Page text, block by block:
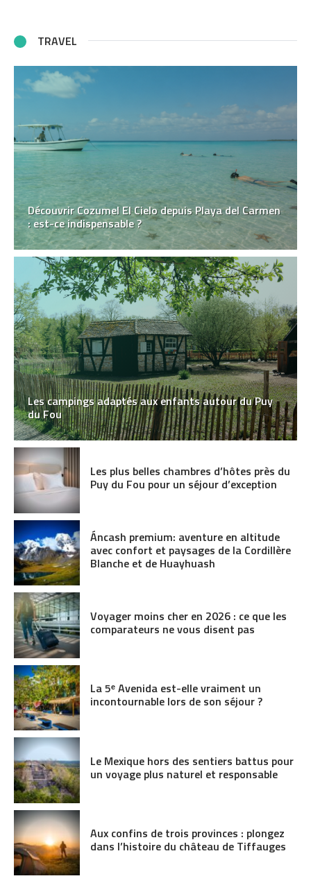
TRAVEL
Découvrir Cozumel El Cielo depuis Playa del Carmen
: est-ce indispensable ?
Les campings adaptés aux enfants autour du Puy
du Fou
Les plus belles chambres d’hôtes près du
Puy du Fou pour un séjour d’exception
Áncash premium: aventure en altitude
avec confort et paysages de la Cordillère
Blanche et de Huayhuash
Voyager moins cher en 2026 : ce que les
comparateurs ne vous disent pas
La 5ᵉ Avenida est-elle vraiment un
incontournable lors de son séjour ?
Le Mexique hors des sentiers battus pour
un voyage plus naturel et responsable
Aux confins de trois provinces : plongez
dans l’histoire du château de Tiffauges